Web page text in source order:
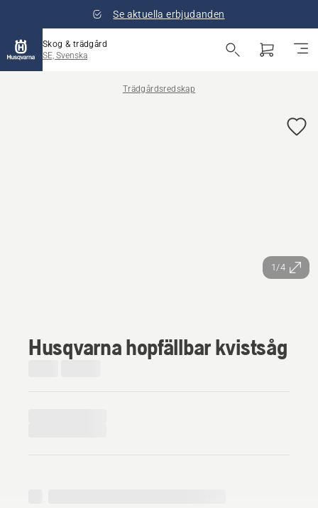
Se aktuella erbjudanden
Skog & trädgård
SE, Svenska
Trädgårdsredskap
1/4
Husqvarna hopfällbar kvistsåg